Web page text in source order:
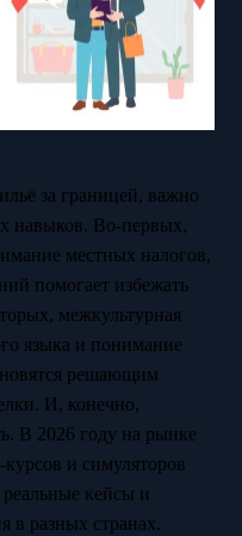
за границей, важно
навыков. Во-первых,
местных налогов,
помогает избежать
межкультурная
языка и понимание
решающим
И, конечно,
В 2026 году на рынке
и симуляторов
кейсы и
в разных странах.